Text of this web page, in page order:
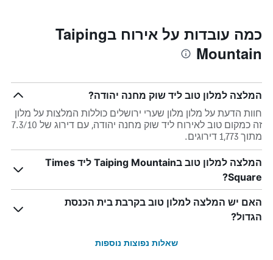
כמה עובדות על אירוח בTaiping
Mountain
המלצה למלון טוב ליד שוק מחנה יהודה?
חוות הדעת על מלון מלון שערי ירושלים כוללות המלצות על מלון
זה כמקום טוב לאירוח ליד שוק מחנה יהודה, עם דירוג של 7.3/10
מתוך 1,773 דירוגים.
המלצה למלון טוב בTaiping Mountain ליד Times
Square?
האם יש המלצה למלון טוב בקרבת בית הכנסת
הגדול?
שאלות נפוצות נוספות